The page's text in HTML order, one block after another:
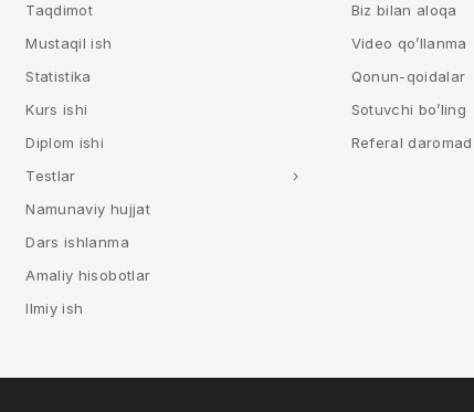
Taqdimot
Mustaqil ish
Statistika
Kurs ishi
Diplom ishi
Testlar
Namunaviy hujjat
Dars ishlanma
Amaliy hisobotlar
Ilmiy ish
Biz bilan aloqa
Video qo’llanma
Qonun-qoidalar
Sotuvchi bo’ling
Referal daromad